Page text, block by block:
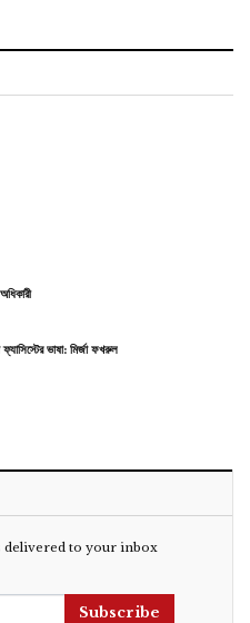
ভাষা: মির্জা ফখরুল
delivered to your inbox
Subscribe